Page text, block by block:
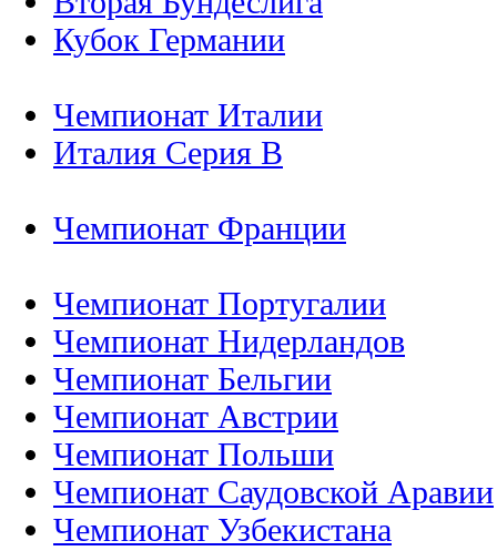
Кубок Германии
Чемпионат Италии
Италия Серия B
Чемпионат Франции
Чемпионат Португалии
Чемпионат Нидерландов
Чемпионат Бельгии
Чемпионат Австрии
Чемпионат Польши
Чемпионат Саудовской Аравии
Чемпионат Узбекистана